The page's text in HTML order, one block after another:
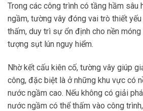
Trong các công trình có tầng hầm sâu
ngầm, tường vây đóng vai trò thiết
thấm, duy trì sự ổn định cho nền
tượng sụt lún nguy hiểm.
Nhờ kết cấu kiên cố, tường vây giúp
công, đặc biệt là ở những khu vực có
nước ngầm cao. Nếu không có giải
nước ngầm có thể thấm vào công